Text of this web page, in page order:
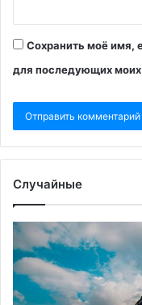
Сохранить моё имя,
для последующих
Случайные
«Страна»
сообщила
об
остановке
поставок